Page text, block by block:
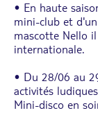
• En haute
mini-club et
mascotte Nello
internationale.
• Du 28/06 au
activités
Mini-disco en